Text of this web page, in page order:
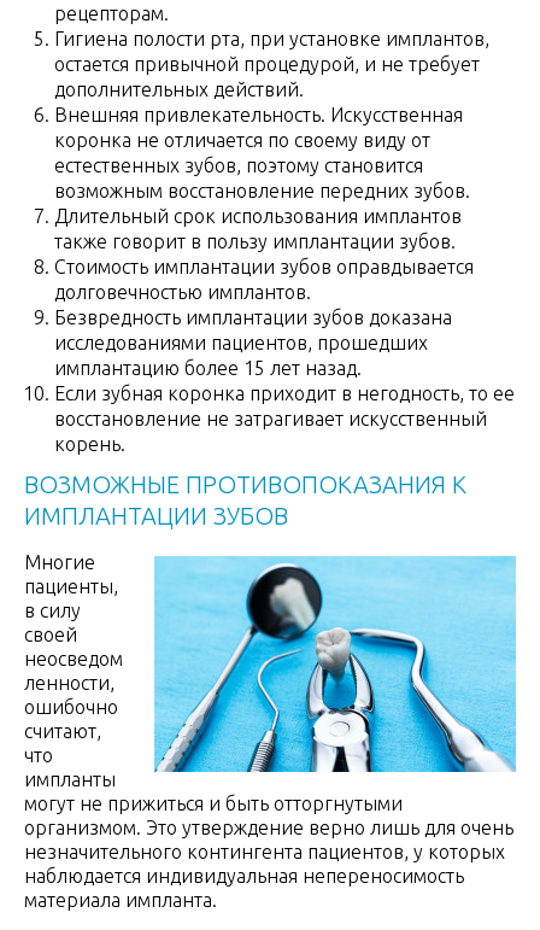
рецепторам.
Гигиена полости рта, при установке имплантов,
остается привычной процедурой, и не требует
дополнительных действий.
Внешняя привлекательность. Искусственная
коронка не отличается по своему виду от
естественных зубов, поэтому становится
возможным восстановление передних зубов.
Длительный срок использования имплантов
также говорит в пользу имплантации зубов.
Стоимость имплантации зубов оправдывается
долговечностью имплантов.
Безвредность имплантации зубов доказана
исследованиями пациентов, прошедших
имплантацию более 15 лет назад.
Если зубная коронка приходит в негодность, то ее
восстановление не затрагивает искусственный
корень.
ВОЗМОЖНЫЕ ПРОТИВОПОКАЗАНИЯ К
ИМПЛАНТАЦИИ ЗУБОВ
Многие
пациенты,
в силу
своей
неосведом
ленности,
ошибочно
считают,
что
импланты
могут не прижиться и быть отторгнутыми
организмом. Это утверждение верно лишь для очень
незначительного контингента пациентов, у которых
наблюдается индивидуальная непереносимость
материала импланта.